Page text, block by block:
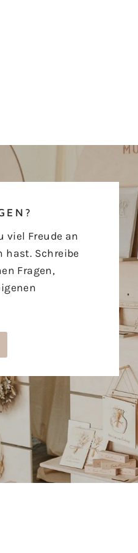
viel Freude an
hast. Schreibe
Fragen,